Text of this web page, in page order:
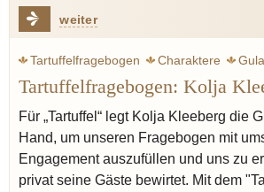
weiter
Tartuffelfragebogen Charaktere
Bier
Weißwein Rotwein
Grill
Gastfreundschaft
Tartuffelfragebogen: Kolja
Für „Tartuffel“ legt Kolja Kleeberg die
Hand, um unseren Fragebogen mit
Engagement auszufüllen und uns zu
privat seine Gäste bewirtet. Mit dem